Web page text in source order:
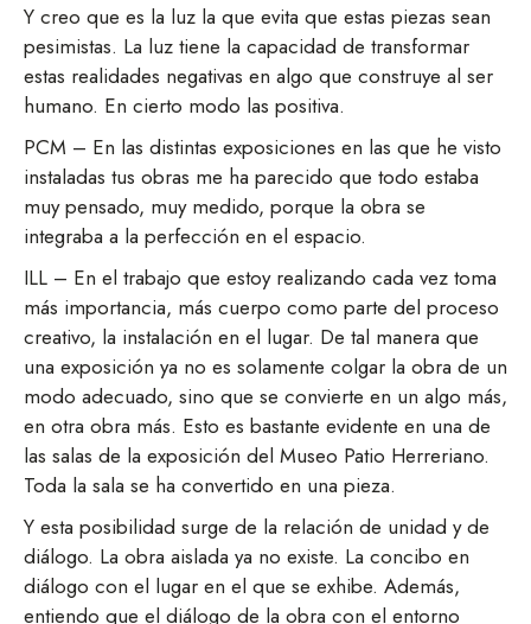
Y creo que es la luz la que evita que estas piezas sean
pesimistas. La luz tiene la capacidad de transformar
estas realidades negativas en algo que construye al ser
humano. En cierto modo las positiva.
PCM – En las distintas exposiciones en las que he visto
instaladas tus obras me ha parecido que todo estaba
muy pensado, muy medido, porque la obra se
integraba a la perfección en el espacio.
ILL – En el trabajo que estoy realizando cada vez toma
más importancia, más cuerpo como parte del proceso
creativo, la instalación en el lugar. De tal manera que
una exposición ya no es solamente colgar la obra de un
modo adecuado, sino que se convierte en un algo más,
en otra obra más. Esto es bastante evidente en una de
las salas de la exposición del Museo Patio Herreriano.
Toda la sala se ha convertido en una pieza.
Y esta posibilidad surge de la relación de unidad y de
diálogo. La obra aislada ya no existe. La concibo en
diálogo con el lugar en el que se exhibe. Además,
entiendo que el diálogo de la obra con el entorno